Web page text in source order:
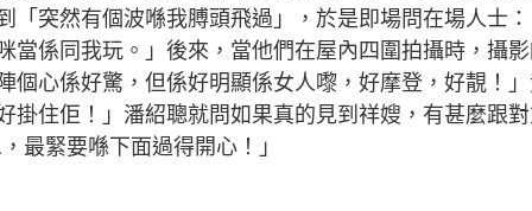
突然有個波喺我膊頭飛過」，於是即場問在場人士：
當係同我玩。」後來，當他們在屋內四圍拍攝時，攝
個心係好驚，但係好明顯係女人嚟，好摩登，好靚！
掛住佢！」潘紹聰就問如果真的見到祥嫂，有甚麼跟
最緊要喺下面過得開心！」